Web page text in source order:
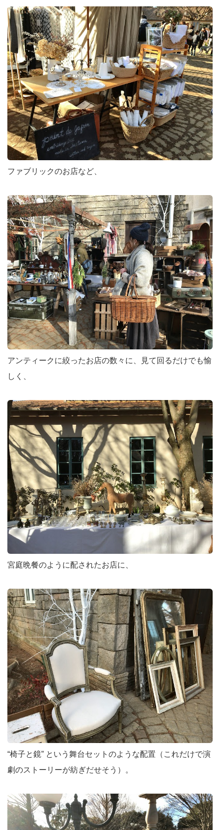
ファブリックのお店など、
アンティークに絞ったお店の数々に、見て回るだけでも愉
しく、
宮庭晩餐のように配されたお店に、
“椅子と鏡” という舞台セットのような配置（これだけで演
劇のストーリーが紡ぎだせそう）。